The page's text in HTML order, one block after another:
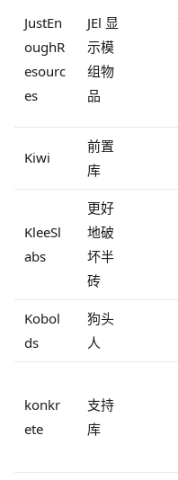
JustEn
oughR
esourc
es
JEl 显
示模
组物
品
Kiwi
前置
库
KleeSl
abs
更好
地破
坏半
砖
Kobol
ds
狗头
人
konkr
ete
支持
库